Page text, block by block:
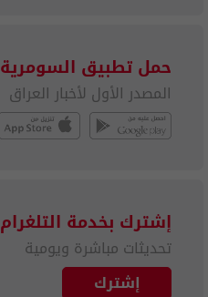
حمل تطبيق السومرية
المصدر الأول لأخبار العراق
إشترك بخدمة التلغرام
تحديثات مباشرة ويومية
إشترك